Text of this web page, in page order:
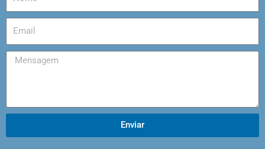
Enviar